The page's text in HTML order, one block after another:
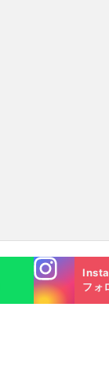
Instagra
m
フォ